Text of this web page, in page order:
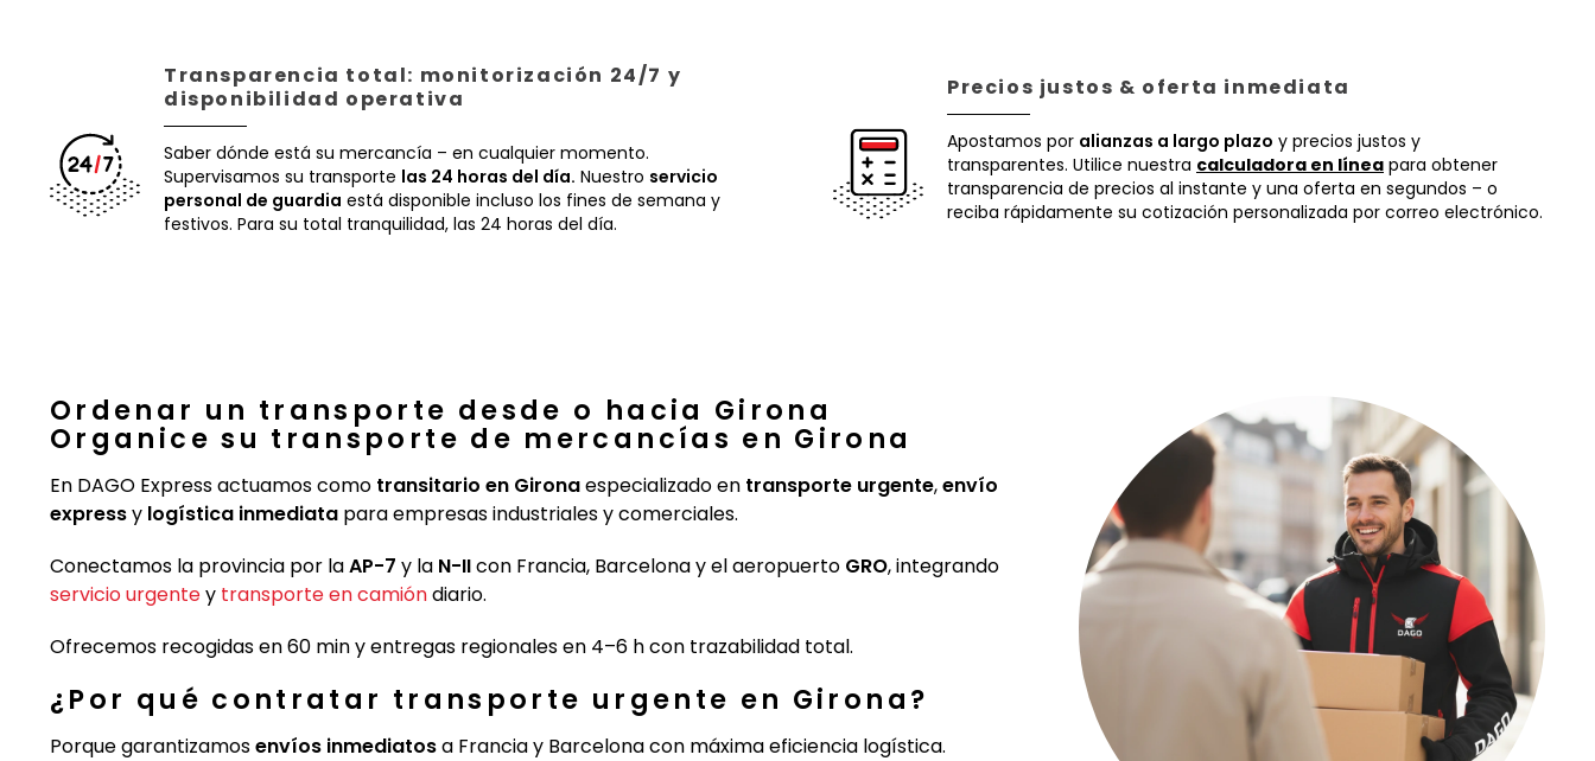
Transparencia total: monitorización 24/7 y
disponibilidad operativa
Saber dónde está su mercancía – en cualquier momento.
Supervisamos su transporte las 24 horas del día. Nuestro servicio
personal de guardia está disponible incluso los fines de semana y
festivos. Para su total tranquilidad, las 24 horas del día.
Precios justos & oferta inmediata
Apostamos por alianzas a largo plazo y precios justos y
transparentes. Utilice nuestra calculadora en línea para obtener
transparencia de precios al instante y una oferta en segundos – o
reciba rápidamente su cotización personalizada por correo electrónico.
Ordenar un transporte desde o hacia Girona
Organice su transporte de mercancías en Girona
En DAGO Express actuamos como transitario en Gironaespecializado en transporte urgente,envío
expressy logística inmediata para empresas industriales y comerciales.
Conectamos la provincia por laAP-7 y la N-IIcon Francia, Barcelona y el aeropuerto GRO, integrando
servicio urgentey transporte en camióndiario.
Ofrecemos recogidas en 60 min y entregas regionales en 4–6 h con trazabilidad total.
¿Por qué contratar transporte urgente en Girona?
Porque garantizamosenvíos inmediatosa Francia y Barcelona con máxima eficiencia logística.